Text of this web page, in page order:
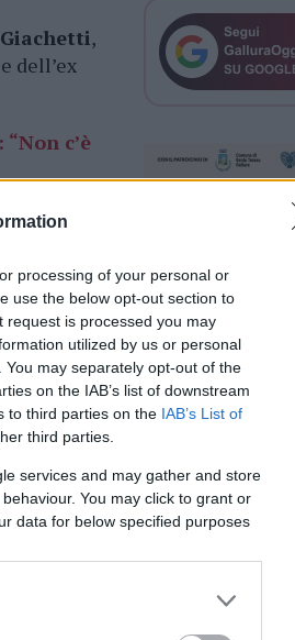
processing of your personal or
use the below opt-out section to
is processed you may
utilized by us or personal
may separately opt-out of the
on the IAB’s list of downstream
to third parties on the IAB’s List of
third parties.
services and may gather and store
You may click to grant or
data for below specified purposes
,
dell’ex
c’è
e
regionale
è la
istanze
del
NECROLOGIE